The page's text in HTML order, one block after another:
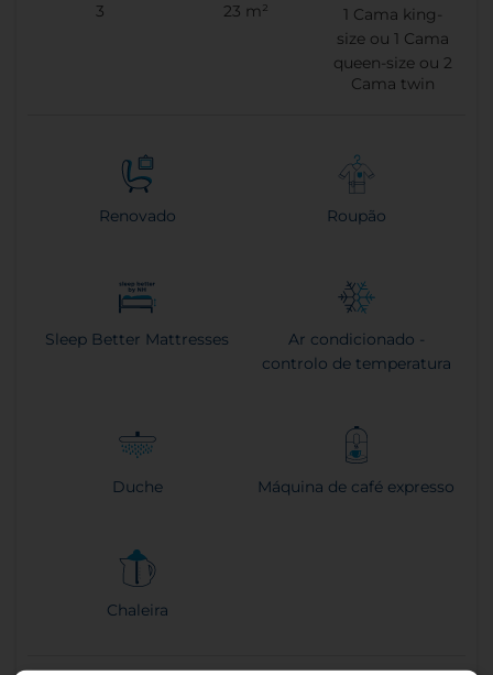
3 23 m² 1 Cama king-
size ou 1 Cama
queen-size ou 2
Cama twin
Renovado Roupão
Sleep Better Mattresses
Ar condicionado -
controlo de temperatura
Duche Máquina de café expresso
Chaleira